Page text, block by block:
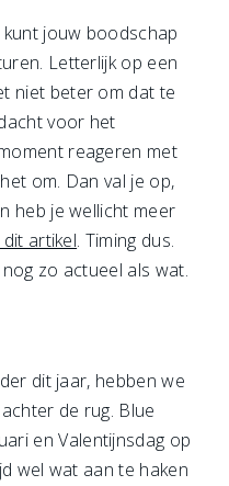
kunt jouw boodschap
Letterlijk op een
niet beter om dat te
voor het
reageren met
om. Dan val je op,
heb je wellicht meer
artikel. Timing dus.
zo actueel als wat.
dit jaar, hebben we
de rug. Blue
en Valentijnsdag op
wel wat aan te haken